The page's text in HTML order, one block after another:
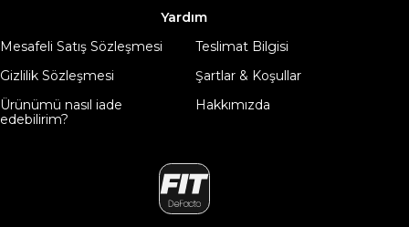
Yardım
Mesafeli Satış Sözleşmesi
Teslimat Bilgisi
Gizlilik Sözleşmesi
Şartlar & Koşullar
Ürünümü nasıl iade
edebilirim?
Hakkımızda